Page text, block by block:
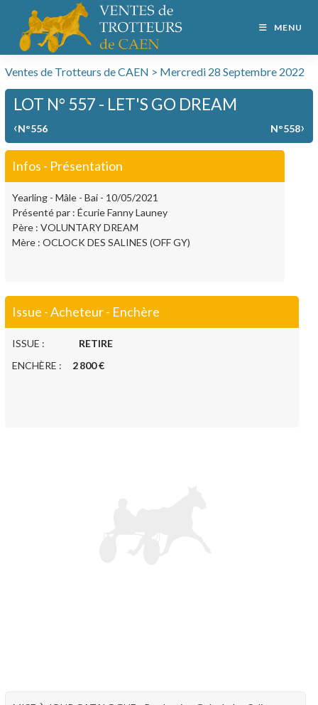
MENU
Ventes de Trotteurs de CAEN > Mercredi 28 Septembre 2022
LOT N° 557 - LET'S GO DREAM
‹N°556 N°558›
Infos - Présentation
Yearling - Mâle - Bai - 10/05/2021
Présenté par : Écurie Fanny Launey
Père : VOLUNTARY DREAM
Mère : OCLOCK DES SALINES (OFF GY)
Issue - Acheteur - Enchère
ISSUE : RETIRE
ENCHÈRE : 2 800 €